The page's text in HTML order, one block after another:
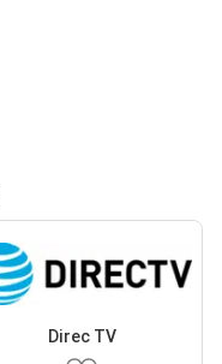
Direc TV